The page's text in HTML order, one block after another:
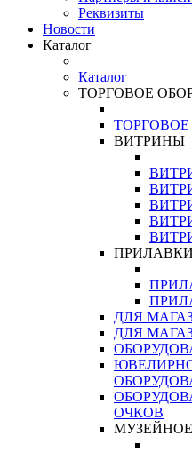
Реквизиты
Новости
Каталог
Каталог
ТОРГОВОЕ
ВИТРИНЫ
ПРИЛАВКИ
ДЛЯ
ДЛЯ
ОЧКОВ